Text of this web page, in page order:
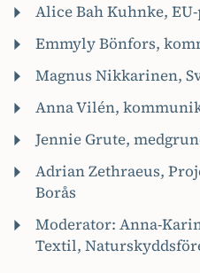
Alice Bah Kuhnke,
Emmyly Bönfors,
Magnus Nikkarinen,
Anna Vilén,
Jennie Grute,
Adrian Zethraeus,
Borås
Moderator: Anna-
Textil,